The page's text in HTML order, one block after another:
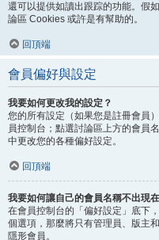
還可以提供如讀出跟踪的功能。假
論區 Cookies 或許是有幫助的。
回頂端
會員偏好與設定
我要如何更改我的設定？
您的所有設定（如果您是註冊會員
員控制台；點選討論區上方的會員
中更改您的各種偏好設定。
回頂端
我要如何讓自己的會員名稱不出現
在會員控制台的「偏好設定」底下
個選項，那麼將只有管理員、版主
隱形會員。